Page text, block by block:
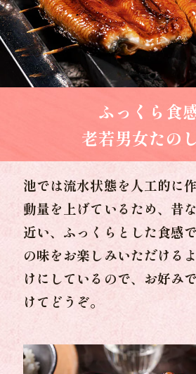
ふっくら食
老若男女たの
池では流水状態を人工的に
動量を上げているため、昔
近い、ふっくらとした食感
の味をお楽しみいただける
けにしているので、お好み
けてどうぞ。